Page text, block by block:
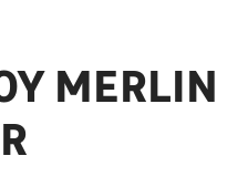
MERLIN